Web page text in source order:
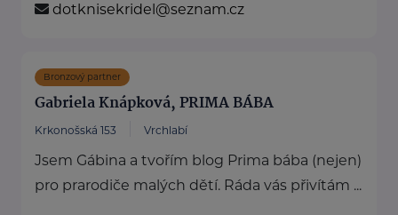
dotknisekridel@seznam.cz
Bronzový partner
Gabriela Knápková, PRIMA BÁBA
Krkonošská 153 Vrchlabí
Jsem Gábina a tvořím blog Prima bába (nejen)
pro prarodiče malých dětí. Ráda vás přivítám ...